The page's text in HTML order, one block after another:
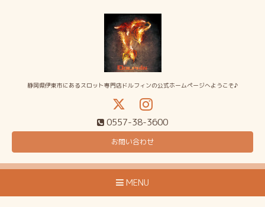
静岡県伊東市にあるスロット専門店ドルフィンの公式ホームページへようこそ♪
0557-38-3600
お問い合わせ
MENU